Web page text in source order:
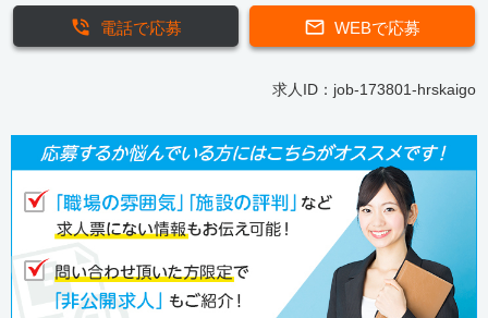
WEBで応募
電話で応募
求人ID：job-173801-hrskaigo